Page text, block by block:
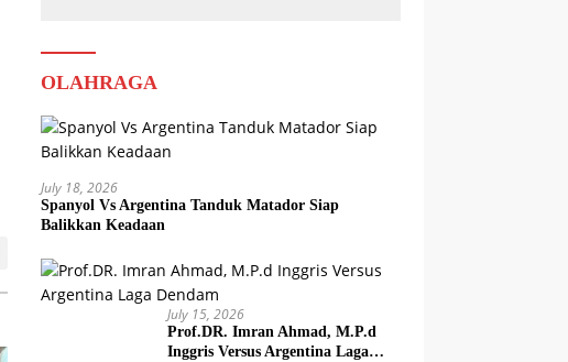
OLAHRAGA
July 18, 2026
Spanyol Vs Argentina Tanduk Matador Siap
Balikkan Keadaan
July 15, 2026
Prof.DR. Imran Ahmad, M.P.d
Inggris Versus Argentina Laga